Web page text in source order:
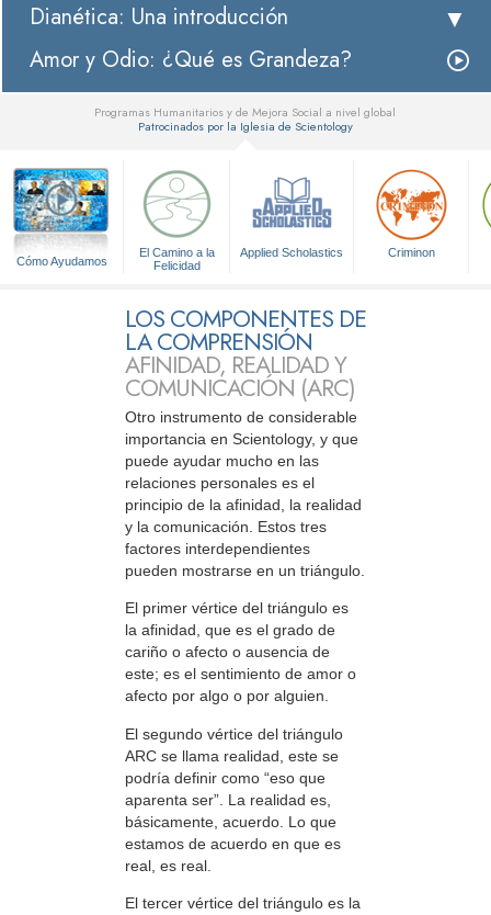
Dianética: Una introducción
Amor y Odio: ¿Qué es Grandeza?
Programas Humanitarios y de Mejora Social a nivel global
Patrocinados por la Iglesia de Scientology
Cómo Ayudamos
El Camino a la
Felicidad
Applied Scholastics Criminon
LOS COMPONENTES DE
LA COMPRENSIÓN
AFINIDAD, REALIDAD Y
COMUNICACIÓN (ARC)
Otro instrumento de considerable
importancia en Scientology, y que
puede ayudar mucho en las
relaciones personales es el
principio de la afinidad, la realidad
y la comunicación. Estos tres
factores interdependientes
pueden mostrarse en un triángulo.
El primer vértice del triángulo es
la afinidad, que es el grado de
cariño o afecto o ausencia de
este; es el sentimiento de amor o
afecto por algo o por alguien.
El segundo vértice del triángulo
ARC se llama realidad, este se
podría definir como “eso que
aparenta ser”. La realidad es,
básicamente, acuerdo. Lo que
estamos de acuerdo en que es
real, es real.
El tercer vértice del triángulo es la